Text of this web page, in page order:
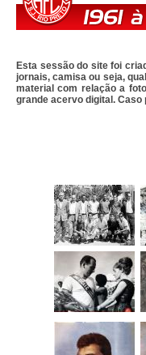
Esta sessão do site foi
jornais, camisa ou seja,
material com relação a
grande acervo digital.